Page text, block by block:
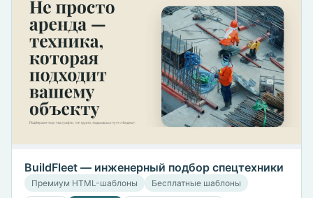
BuildFleet — инженерный подбор спецтехники
Премиум HTML-шаблоны Бесплатные шаблоны